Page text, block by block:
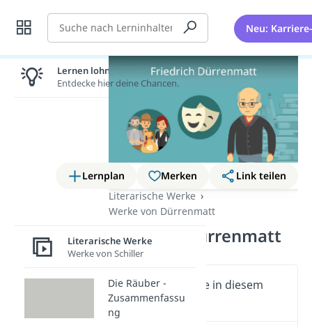
Suche Neu:
Lernplan Merken
Link teilen
Literarische Werke
Werke von Dürrenmatt
Friedrich Dürrenmatt
Wichtige Inhalte in diesem
Video
Lernen lohnt sich!
Entdecke hier deine Chancen.
Literarische Werke
Werke von Schiller
Die Räuber -
Zusammenfassu
ng